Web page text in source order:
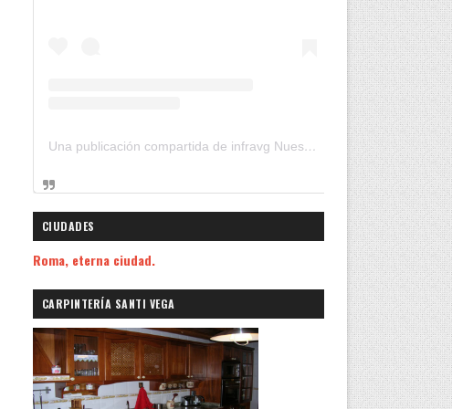
Una publicación compartida de infravg Nuestros Viajes (@infravg)
CIUDADES
Roma, eterna ciudad.
CARPINTERÍA SANTI VEGA